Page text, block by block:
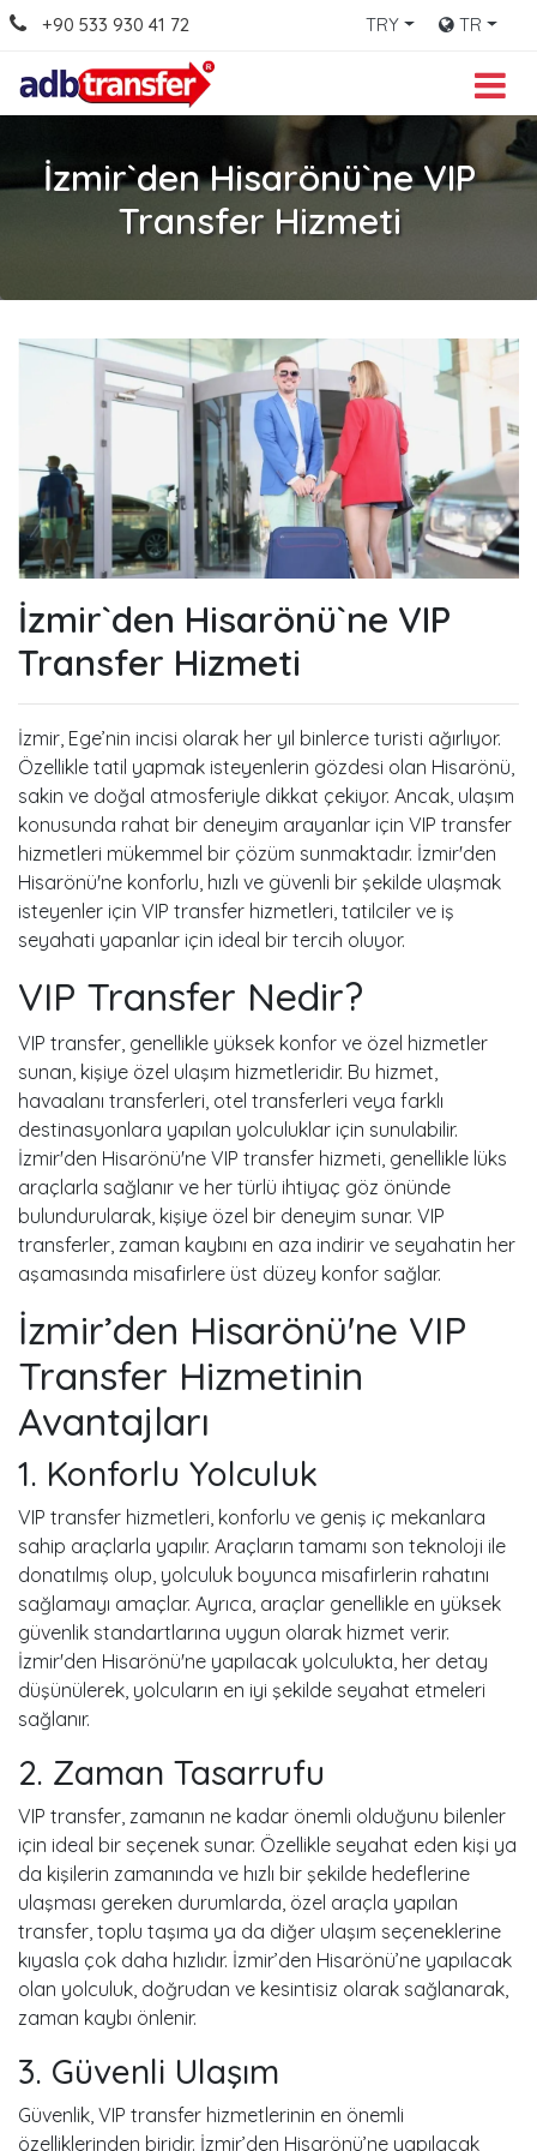
+90 533 930 41 72 TRY TR
İzmir`den Hisarönü`ne VIP
Transfer Hizmeti
İzmir`den Hisarönü`ne VIP
Transfer Hizmeti
İzmir, Ege’nin incisi olarak her yıl binlerce turisti ağırlıyor.
Özellikle tatil yapmak isteyenlerin gözdesi olan Hisarönü,
sakin ve doğal atmosferiyle dikkat çekiyor. Ancak, ulaşım
konusunda rahat bir deneyim arayanlar için VIP transfer
hizmetleri mükemmel bir çözüm sunmaktadır. İzmir'den
Hisarönü'ne konforlu, hızlı ve güvenli bir şekilde ulaşmak
isteyenler için VIP transfer hizmetleri, tatilciler ve iş
seyahati yapanlar için ideal bir tercih oluyor.
VIP Transfer Nedir?
VIP transfer, genellikle yüksek konfor ve özel hizmetler
sunan, kişiye özel ulaşım hizmetleridir. Bu hizmet,
havaalanı transferleri, otel transferleri veya farklı
destinasyonlara yapılan yolculuklar için sunulabilir.
İzmir'den Hisarönü'ne VIP transfer hizmeti, genellikle lüks
araçlarla sağlanır ve her türlü ihtiyaç göz önünde
bulundurularak, kişiye özel bir deneyim sunar. VIP
transferler, zaman kaybını en aza indirir ve seyahatin her
aşamasında misafirlere üst düzey konfor sağlar.
İzmir’den Hisarönü'ne VIP
Transfer Hizmetinin
Avantajları
1. Konforlu Yolculuk
VIP transfer hizmetleri, konforlu ve geniş iç mekanlara
sahip araçlarla yapılır. Araçların tamamı son teknoloji ile
donatılmış olup, yolculuk boyunca misafirlerin rahatını
sağlamayı amaçlar. Ayrıca, araçlar genellikle en yüksek
güvenlik standartlarına uygun olarak hizmet verir.
İzmir'den Hisarönü'ne yapılacak yolculukta, her detay
düşünülerek, yolcuların en iyi şekilde seyahat etmeleri
sağlanır.
2. Zaman Tasarrufu
VIP transfer, zamanın ne kadar önemli olduğunu bilenler
için ideal bir seçenek sunar. Özellikle seyahat eden kişi ya
da kişilerin zamanında ve hızlı bir şekilde hedeflerine
ulaşması gereken durumlarda, özel araçla yapılan
transfer, toplu taşıma ya da diğer ulaşım seçeneklerine
kıyasla çok daha hızlıdır. İzmir’den Hisarönü’ne yapılacak
olan yolculuk, doğrudan ve kesintisiz olarak sağlanarak,
zaman kaybı önlenir.
3. Güvenli Ulaşım
Güvenlik, VIP transfer hizmetlerinin en önemli
özelliklerinden biridir. İzmir’den Hisarönü’ne yapılacak